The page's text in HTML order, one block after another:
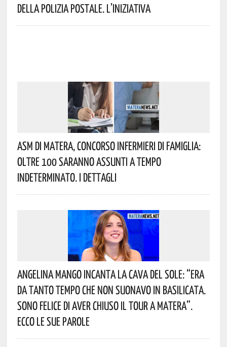
Della Polizia Postale. L’iniziativa
Asm Di Matera, Concorso Infermieri Di Famiglia:
Oltre 100 Saranno Assunti A Tempo
Indeterminato. I Dettagli
Angelina Mango Incanta La Cava Del Sole: “era
Da Tanto Tempo Che Non Suonavo In Basilicata.
Sono Felice Di Aver Chiuso Il Tour A Matera”.
Ecco Le Sue Parole